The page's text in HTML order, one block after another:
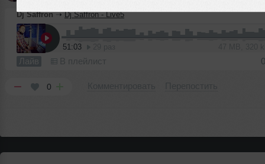
Dj Saffron ➝Dj Saffron - Live5
51:03
Лайв В плейлист
0